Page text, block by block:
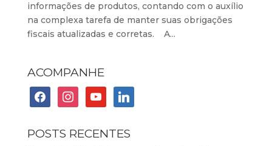
informações de produtos, contando com o auxílio
na complexa tarefa de manter suas obrigações
fiscais atualizadas e corretas. A...
ACOMPANHE
facebookinstagramyoutubelinkedin
POSTS RECENTES